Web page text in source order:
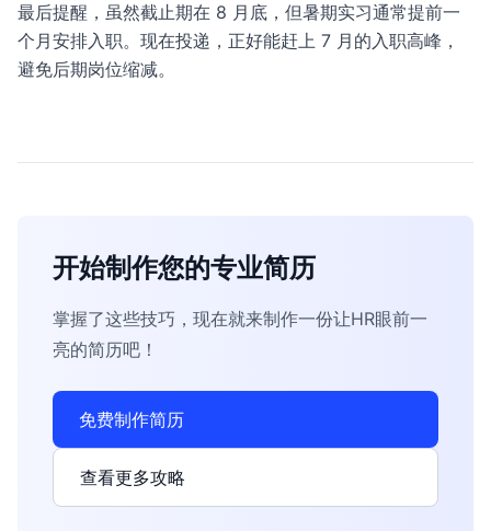
最后提醒，虽然截止期在 8 月底，但暑期实习通常提前一
个月安排入职。现在投递，正好能赶上 7 月的入职高峰，
避免后期岗位缩减。
开始制作您的专业简历
掌握了这些技巧，现在就来制作一份让HR眼前一
亮的简历吧！
免费制作简历
查看更多攻略